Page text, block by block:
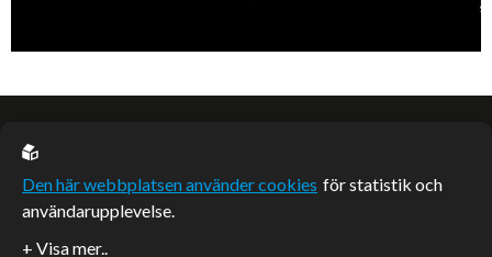
EU casino
Den här webbplatsen använder cookies för statistik och
användarupplevelse.